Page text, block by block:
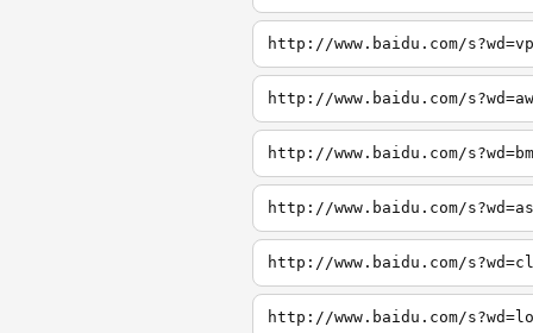
http://www.baidu.com/
http://www.baidu.com/
http://www.baidu.com/
http://www.baidu.com/
http://www.baidu.com/
http://www.baidu.com/